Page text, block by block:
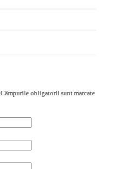
Câmpurile obligatorii sunt marcate